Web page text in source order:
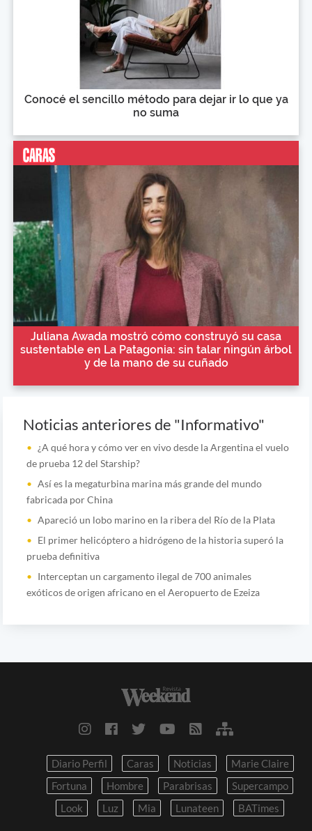
Conocé el sencillo método para dejar ir lo que ya
no suma
Juliana Awada mostró cómo construyó su casa
sustentable en La Patagonia: sin talar ningún árbol
y de la mano de su cuñado
Noticias anteriores de "Informativo"
¿A qué hora y cómo ver en vivo desde la Argentina el vuelo
de prueba 12 del Starship?
Así es la megaturbina marina más grande del mundo
fabricada por China
Apareció un lobo marino en la ribera del Río de la Plata
El primer helicóptero a hidrógeno de la historia superó la
prueba definitiva
Interceptan un cargamento ilegal de 700 animales
exóticos de origen africano en el Aeropuerto de Ezeiza
Diario Perfil Caras Noticias
Marie Claire
Fortuna
Hombre Parabrisas
Supercampo
Look
Luz Mia Lunateen BATimes